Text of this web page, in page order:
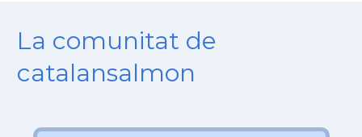
La comunitat de
catalansalmon